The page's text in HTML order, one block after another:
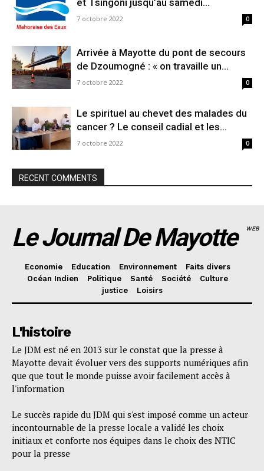
et Tsingoni jusqu’au samedi...
7 octobre 2022 0
Arrivée à Mayotte du pont de secours
de Dzoumogné : « on travaille un...
7 octobre 2022 0
Le spirituel au chevet des malades du
cancer ? Le conseil cadial et les...
7 octobre 2022 0
RECENT COMMENTS
Le Journal De Mayotte WEB
Economie Education Environnement
Faits divers
Océan Indien
Politique Santé Société
Culture
justice
Loisirs
L'histoire
Le JDM est né en 2013 sur le constat que la presse à
Mayotte devait évoluer vers des supports numériques afin
que que tout le monde puisse avoir facilement accès à
l'information
Le succès rapide du JDM qui s'est imposé comme un acteur
incontournable de la presse locale a validé les choix
initiaux et conforte nos équipes dans le choix des NTIC
pour la presse